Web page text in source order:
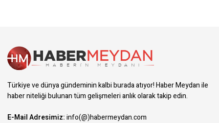
Türkiye ve dünya gündeminin kalbi burada atıyor! Haber Meydan ile
haber niteliği bulunan tüm gelişmeleri anlık olarak takip edin.
E-Mail Adresimiz:info(@)habermeydan.com